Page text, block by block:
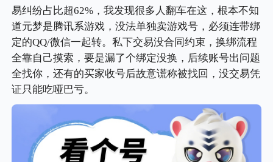
易纠纷占比超62%，我发现很多人翻车在这，根本不知
道元梦是腾讯系游戏，没法单独卖游戏号，必须连带绑
定的QQ/微信一起转。私下交易没合同约束，换绑流程
全靠自己摸索，要是漏了个绑定没换，后续账号出问题
全找你，还有的买家收号后故意谎称被找回，没交易凭
证只能吃哑巴亏。